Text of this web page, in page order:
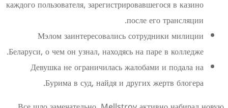
каждого пользователя,
после его
Мэлом заинтересовались
Беларуси, о чем он узнал, находясь на паре
Девушка не ограничилась жалобами и
Бурима в суд, найдя и других